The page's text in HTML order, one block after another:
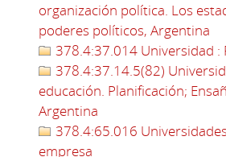
organización política. Los
poderes políticos, Argentina
378.4:37.014 Universidad :
378.4:37.14.5(82)
educación. Planificación;
Argentina
378.4:65.016
empresa